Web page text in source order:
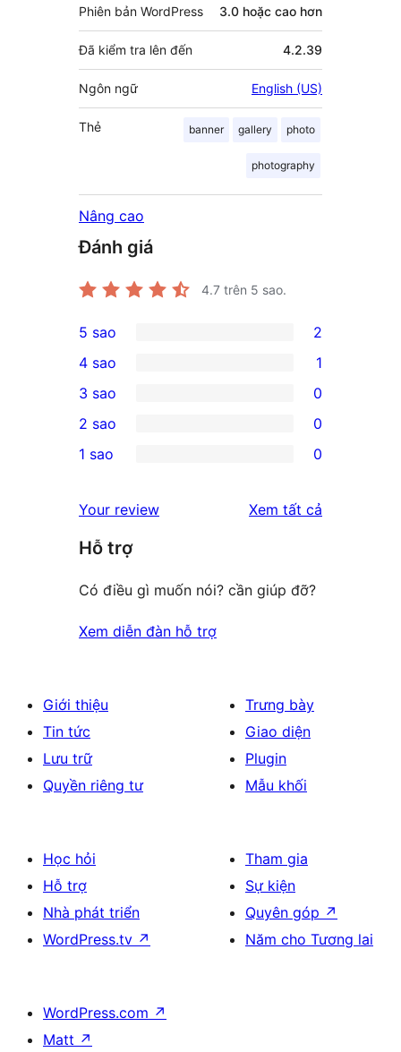
Phiên bản WordPress 3.0 hoặc cao hơn
Đã kiểm tra lên đến 4.2.39
Ngôn ngữ English (US)
Thẻ banner gallery photo
photography
Nâng cao
Đánh giá
4.7 trên 5 sao.
2
5-
star
reviews
5 sao 2
4-
star
review
4 sao 1
0
3-
star
3 sao 0
2-
reviews
2 sao 0
star
reviews
1 sao 0
Your review Xem tất cả
Hỗ trợ
Có điều gì muốn nói? cần giúp đỡ?
Xem diễn đàn hỗ trợ
Giới thiệu
Tin tức
Lưu trữ
Quyền riêng tư
Trưng bày
Giao diện
Plugin
Mẫu khối
Học hỏi
Hỗ trợ
Nhà phát triển
WordPress.tv ↗
Tham gia
Sự kiện
Quyên góp ↗
Năm cho Tương lai
WordPress.com ↗
Matt ↗